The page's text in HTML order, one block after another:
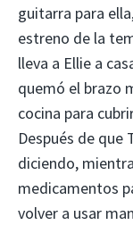
guitarra para
estreno de la
lleva a Ellie a
quemó el brazo
cocina para
Después de que
diciendo,
medicamentos
volver a usar